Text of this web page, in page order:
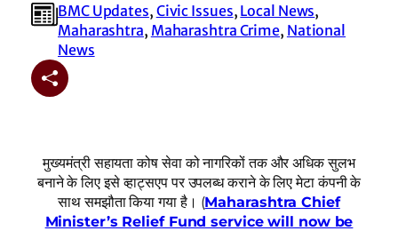
BMC Updates, Civic Issues, Local News
Maharashtra, Maharashtra Crime, National
News
मुख्यमंत्री सहायता कोष सेवा को नागरिकों तक और अधिक सुलभ
बनाने के लिए इसे व्हाट्सएप पर उपलब्ध कराने के लिए मेटा कंपनी के
साथ समझौता किया गया है। (Maharashtra Chief
Minister’s Relief Fund service will now be